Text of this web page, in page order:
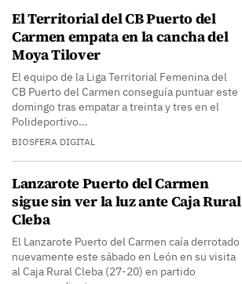
El Territorial del CB Puerto del
Carmen empata en la cancha del
Moya Tilover
El equipo de la Liga Territorial Femenina del
CB Puerto del Carmen conseguía puntuar este
domingo tras empatar a treinta y tres en el
Polideportivo…
BIOSFERA DIGITAL
Lanzarote Puerto del Carmen
sigue sin ver la luz ante Caja Rural
Cleba
El Lanzarote Puerto del Carmen caía derrotado
nuevamente este sábado en León en su visita
al Caja Rural Cleba (27-20) en partido